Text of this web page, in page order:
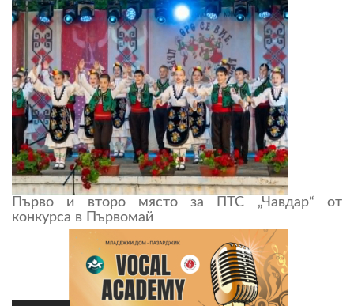
Първо и второ място за ПТС „Чавдар“ от
конкурса в Първомай